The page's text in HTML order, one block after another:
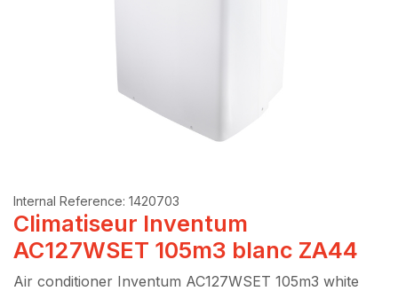
Internal Reference: 1420703
Climatiseur Inventum
AC127WSET 105m3 blanc ZA44
Air conditioner Inventum AC127WSET 105m3 white